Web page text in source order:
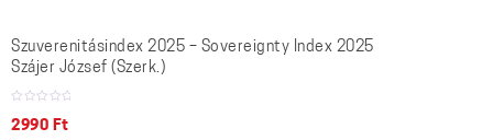
Szuverenitásindex 2025 – Sovereignty Index 2025
Szájer József (Szerk.)
2990 Ft